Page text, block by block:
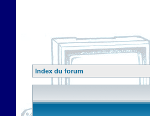
Index du forum